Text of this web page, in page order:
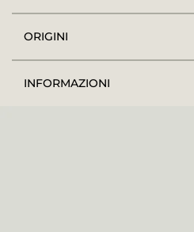
ORIGINI
INFORMAZIONI